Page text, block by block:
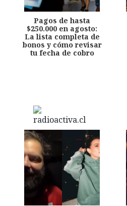
Pagos de hasta
$250.000 en agosto:
La lista completa de
bonos y cómo revisar
tu fecha de cobro